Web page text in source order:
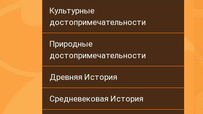
Культурные
достопримечательности
Природные
достопримечательности
Древняя История
Средневековая История